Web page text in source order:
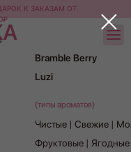
К ЗАКАЗАМ ОТ
{типы ароматов}
TheFlamingCandle
Bramble Berry
Luzi
Чистые | Свежие |
Фруктовые | Ягодные